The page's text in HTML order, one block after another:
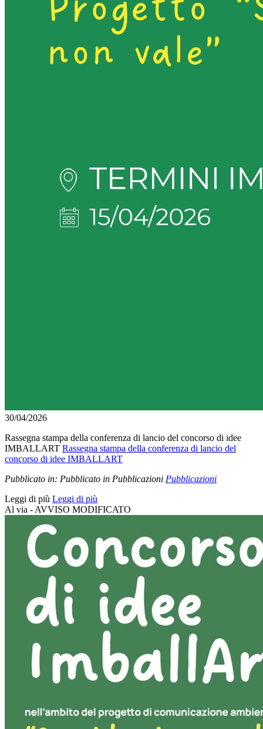
30/04/2026
Rassegna stampa della conferenza di lancio del concorso di idee
IMBALLART Rassegna stampa della conferenza di lancio del
concorso di idee IMBALLART
Pubblicato in: Pubblicato in Pubblicazioni Pubblicazioni
Leggi di più Leggi di più
Al via - AVVISO MODIFICATO